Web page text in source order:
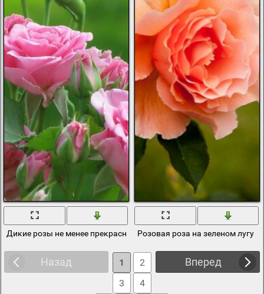
Дикие розы не менее прекрасны Розовая роза на зеленом лугу
Назад Вперед
1
2
3
4